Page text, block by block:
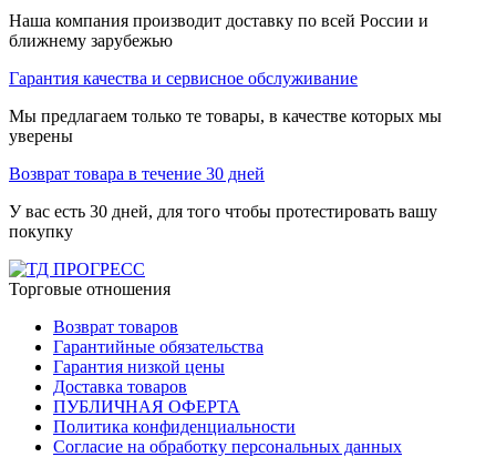
Наша компания производит доставку по всей России и
ближнему зарубежью
Гарантия качества и сервисное обслуживание
Мы предлагаем только те товары, в качестве которых мы
уверены
Возврат товара в течение 30 дней
У вас есть 30 дней, для того чтобы протестировать вашу
покупку
Торговые отношения
Возврат товаров
Гарантийные обязательства
Гарантия низкой цены
Доставка товаров
ПУБЛИЧНАЯ ОФЕРТА
Политика конфиденциальности
Согласие на обработку персональных данных